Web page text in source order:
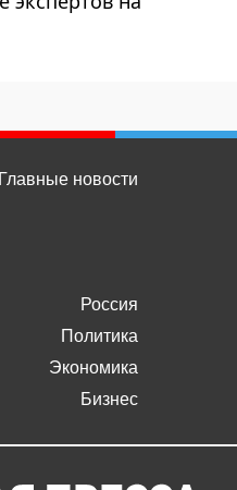
Главные новости
Россия
Политика
Экономика
Бизнес